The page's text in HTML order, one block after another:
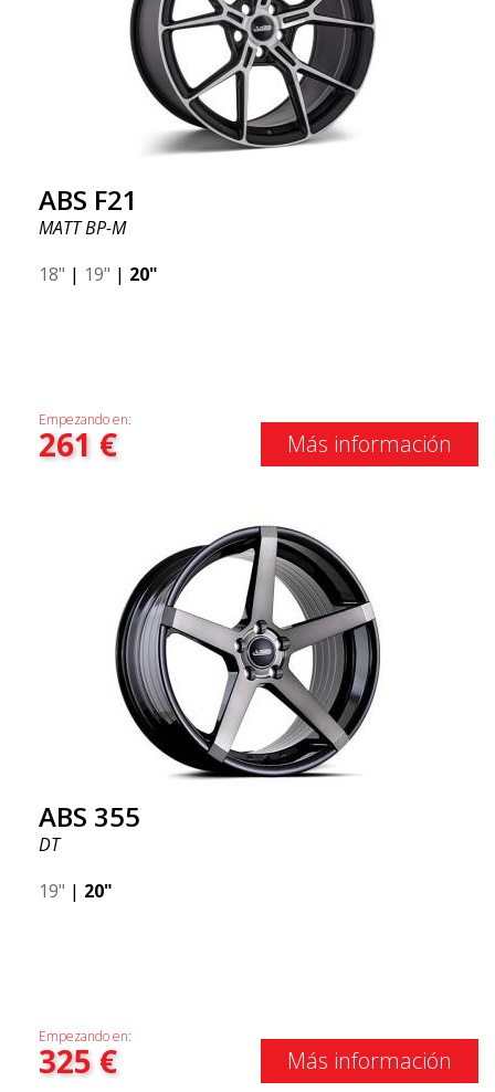
ABS F21
MATT BP-M
18" | 19" | 20"
Empezando en:
261 € Más información
ABS 355
DT
19" | 20"
Empezando en:
325€ Más información